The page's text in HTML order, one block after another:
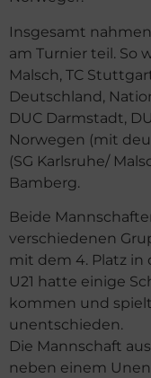
Insgesamt
am Turnier teil. So
Malsch, TC
Deutschland,
DUC Darmstadt,
Norwegen (mit
(SG Karlsruhe/
Bamberg.
Beide
verschiedenen
mit dem 4. Platz in
U21 hatte einige
kommen und
unentschieden.
Die Mannschaft
neben einem